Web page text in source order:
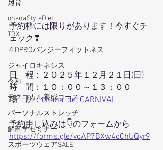
足育
ohanaStyleDiet
TRX
４DPROバンジーフィットネス
ジャイロキネシス
令和
テクニカル養成コース
パーソナルストレッチ
解剖学セミナー
スポーツウェアSALE
す。
予約枠には限りがあります！今すぐチ
ェック❣
日　程：２０２５年１２月２１日(日)
時　間：１０：００～１３：００
場　所：ohana  de  CARNIVAL
予約申し込みは👇のフォームから
https://forms.gle/vcAP7BXw4cChUQyr9